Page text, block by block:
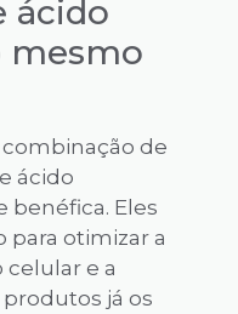
ácido
mesmo
de
ácido
benéfica. Eles
otimizar a
celular e a
já os